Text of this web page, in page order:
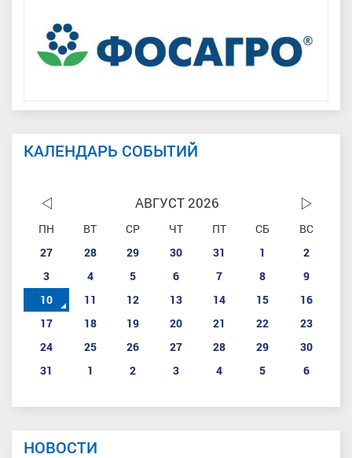
КАЛЕНДАРЬ СОБЫТИЙ
АВГУСТ 2026
ПН ВТ СР ЧТ ПТ СБ
ВС
27
28 29 30 31 1
2
3
4 5 6 7 8
9
10
11 12 13 14 15
16
17
18 19 20 21 22
23
24
25 26 27 28 29
30
31
1 2 3 4 5 6
НОВОСТИ